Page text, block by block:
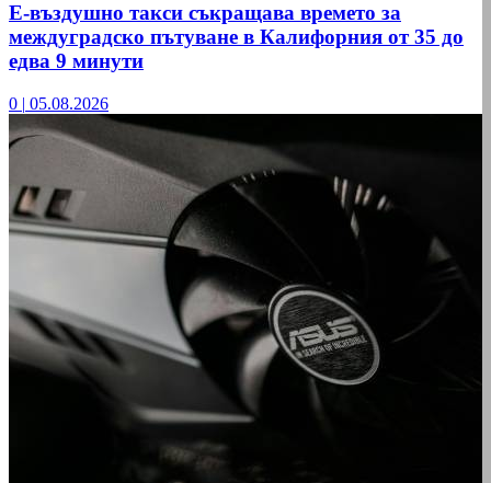
Е-въздушно такси съкращава времето за
междуградско пътуване в Калифорния от 35 до
едва 9 минути
0 | 05.08.2026